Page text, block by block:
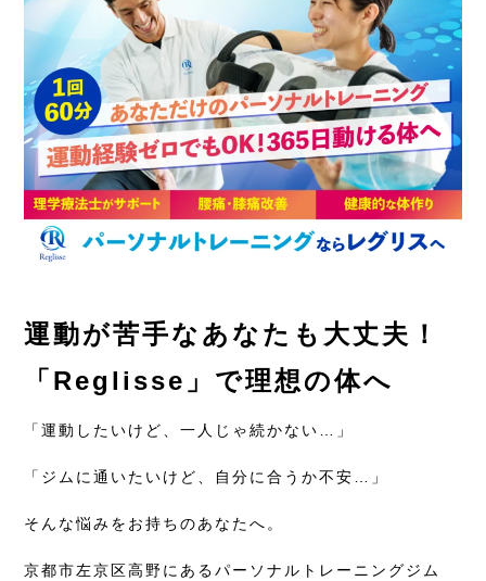
運動が苦手なあなたも大丈夫！
「Reglisse」で理想の体へ
「運動したいけど、一人じゃ続かない…」
「ジムに通いたいけど、自分に合うか不安…」
そんな悩みをお持ちのあなたへ。
京都市左京区高野にあるパーソナルトレーニングジム